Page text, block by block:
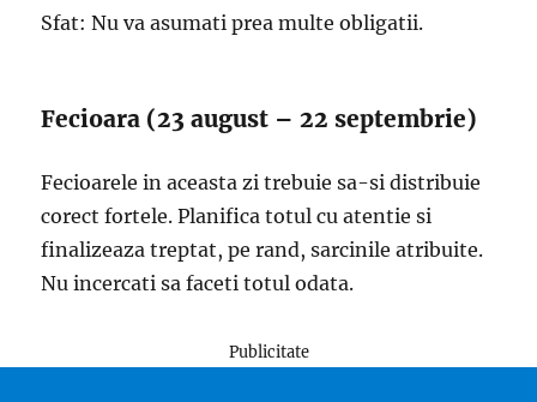
Sfat: Nu va asumati prea multe obligatii.
Fecioara (23 august – 22 septembrie)
Fecioarele in aceasta zi trebuie sa-si distribuie
corect fortele. Planifica totul cu atentie si
finalizeaza treptat, pe rand, sarcinile atribuite.
Nu incercati sa faceti totul odata.
Publicitate